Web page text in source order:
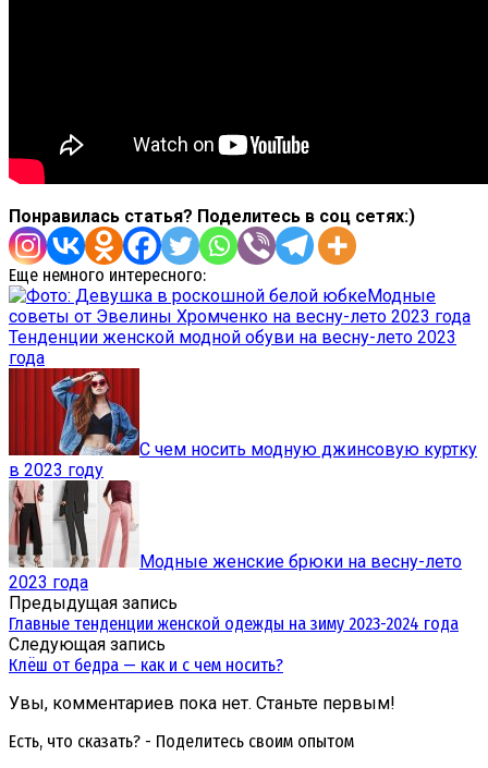
Понравилась статья? Поделитесь в соц сетях:)
Еще немного интересного:
Модные
советы от Эвелины Хромченко на весну-лето 2023 года
Тенденции женской модной обуви на весну-лето 2023
года
С чем носить модную джинсовую куртку
в 2023 году
Модные женские брюки на весну-лето
2023 года
Предыдущая запись
Главные тенденции женской одежды на зиму 2023-2024 года
Следующая запись
Клёш от бедра — как и с чем носить?
Увы, комментариев пока нет. Станьте первым!
Есть, что сказать? - Поделитесь своим опытом